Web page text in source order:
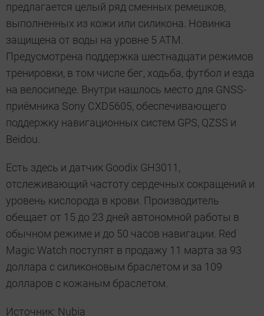
предлагается целый ряд сменных ремешков,
выполненных из кожи или силикона. Новинка
защищена от воды на уровне 5 АТМ.
Предусмотрена поддержка шестнадцати режимов
тренировки, в том числе бег, ходьба, футбол и езда
на велосипеде. Внутри нашлось место для GNSS-
приёмника Sony CXD5605, обеспечивающего
поддержку навигационных систем GPS, QZSS и
Beidou.
Есть здесь и датчик Goodix GH3011,
отслеживающий частоту сердечных сокращений и
уровень кислорода в крови. Производитель
обещает от 15 до 23 дней автономной работы в
обычном режиме и до 50 часов навигации. Red
Magic Watch поступят в продажу 11 марта за 93
доллара с силиконовым браслетом и за 109
долларов с кожаным браслетом.
Источник: Nubia